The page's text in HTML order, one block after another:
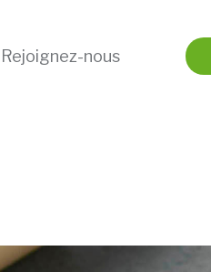
Rejoignez-nous